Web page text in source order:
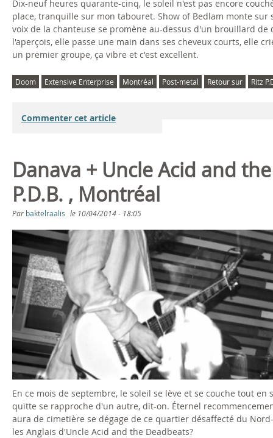
Dix-neuf heures quarante-cinq, le soleil n'est pas encore
place, tranquille sur mon tabouret. Show of Bedlam monte
voix de la chanteuse se promène au-dessus d'un brouillard de
l'aperçois, elle passe une main dans ses cheveux courts, elle
un premier groupe, ça vibre et c'est excellent.
Doom Extensive Enterprise Montréal Post-metal Retour sur Ritz
Commenter cet article
Danava + Uncle Acid and
P.D.B. , Montréal
Par baktelraalis le 10/04/2014 - 18:05
En ce mois de septembre, le soleil se lève et se couche tout
quitte se rapproche d'un autre, dit-on. Éternel
aura de cimetière se dégage de ce quartier désaffecté du
les Anglais d'Uncle Acid and the Deadbeats?